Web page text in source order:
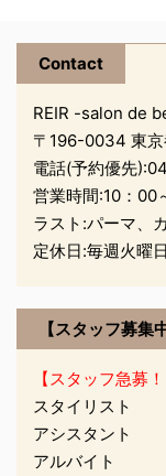
(*≧∇≦*)ﾟ.+:｡ わ
んです 佐藤さん
表情です (人
ﾝﾌﾌ～ﾝ♪ パー
や 大切なお出
時… 少し手
るだけで 可愛
しちゃいますよ*
｀。)゜¨゜
...
Contact
REIR -salon de
〒196-0034 東
電話(予約優先):
営業時間:10：00
ラスト:パーマ、
定休日:毎週火曜
【スタッフ募集中
【スタッフ急募！
スタイリスト
アシスタント
アルバイト